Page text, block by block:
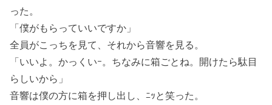
った。
「僕がもらっていいですか」
全員がこっちを見て、それから音響を見る。
「いいよ。かっくいｰ。ちなみに箱ごとね。開けたら駄目
らしいから」
音響は僕の方に箱を押し出し、ﾆｯと笑った。